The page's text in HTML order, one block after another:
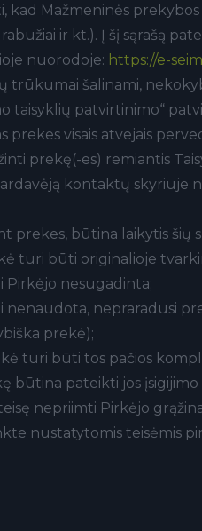
kad Mažmeninės
ir kt.). Į šį sąrašą
nuorodoje: https://e-
trūkumai šalinami,
taisyklių patvirtinimo“
prekes visais atvejais
prekę(-es) remiantis
kontaktų skyriuje
prekes, būtina laikytis šių
turi būti originalioje
Pirkėjo nesugadinta;
nepraradusi
prekė);
turi būti tos pačios
būtina pateikti jos
nepriimti Pirkėjo
nustatytomis teisėmis